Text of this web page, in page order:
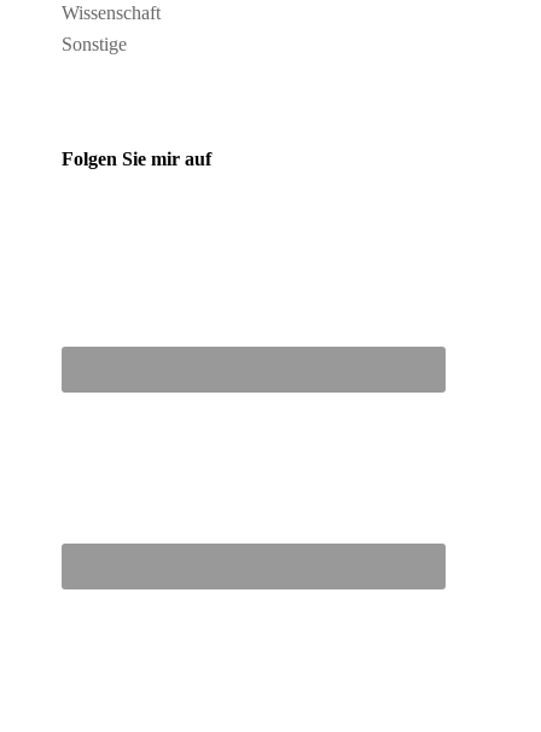
Wissenschaft
Sonstige
Folgen Sie mir auf